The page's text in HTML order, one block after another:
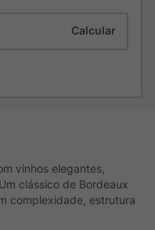
vinhos elegantes,
clássico de Bordeaux
complexidade, estrutura